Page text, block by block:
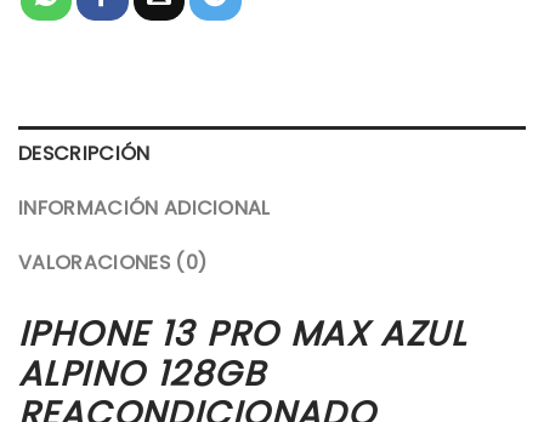
DESCRIPCIÓN
INFORMACIÓN ADICIONAL
VALORACIONES (0)
IPHONE 13 PRO MAX AZUL
ALPINO 128GB